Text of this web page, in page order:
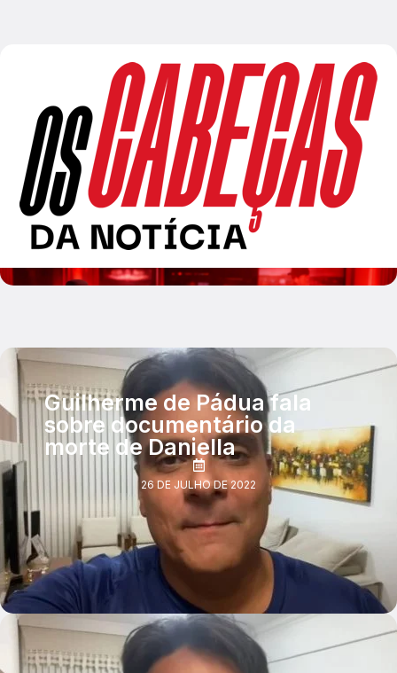
Guilherme de Pádua fala
sobre documentário da
morte de Daniella
26 DE JULHO DE 2022